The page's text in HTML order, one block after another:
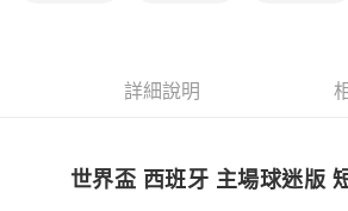
付款後門市自取
詳細說明
世界盃 西班牙 主場球迷版